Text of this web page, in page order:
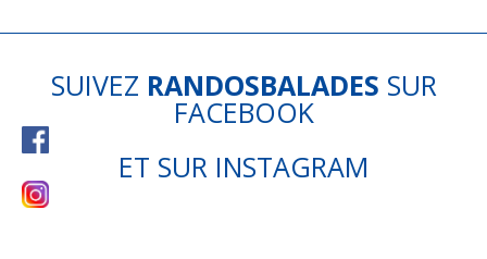
SUIVEZ RANDOSBALADES SUR
FACEBOOK
ET SUR INSTAGRAM